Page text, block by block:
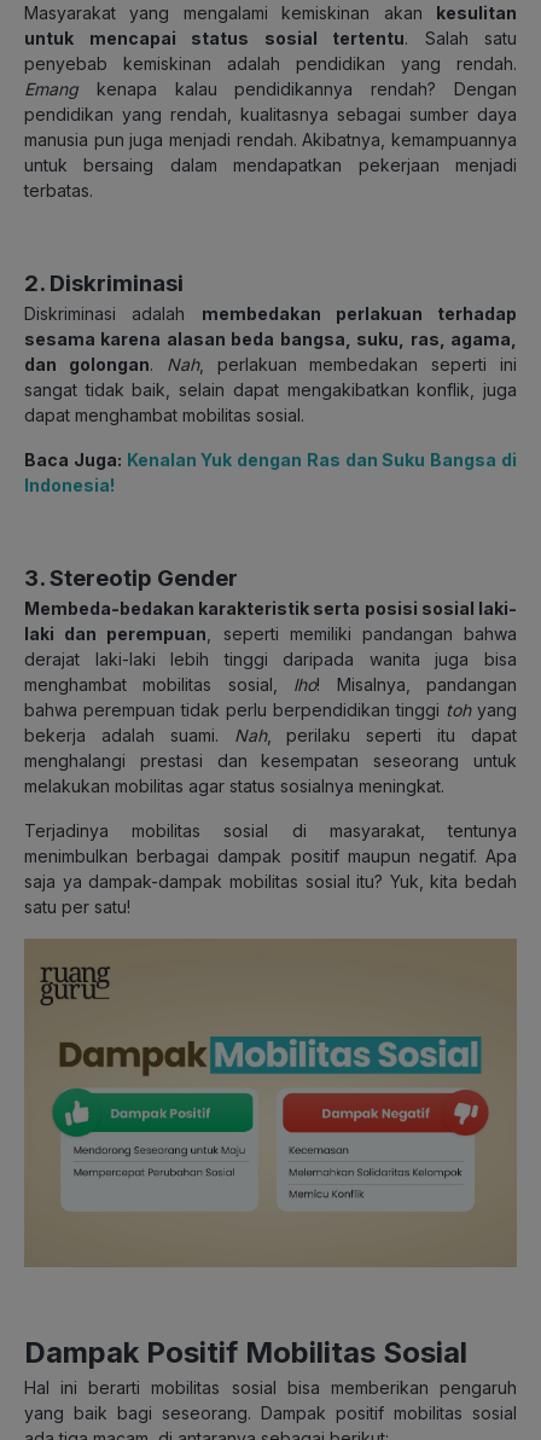
Masyarakat yang mengalami kemiskinan akan kesulitan
untuk mencapai status sosial tertentu. Salah satu
penyebab kemiskinan adalah pendidikan yang rendah.
Emang kenapa kalau pendidikannya rendah? Dengan
pendidikan yang rendah, kualitasnya sebagai sumber daya
manusia pun juga menjadi rendah. Akibatnya, kemampuannya
untuk bersaing dalam mendapatkan pekerjaan menjadi
terbatas.
2. Diskriminasi
Diskriminasi adalah membedakan perlakuan terhadap
sesama karena alasan beda bangsa, suku, ras, agama,
dan golongan. Nah, perlakuan membedakan seperti ini
sangat tidak baik, selain dapat mengakibatkan konflik, juga
dapat menghambat mobilitas sosial.
Baca Juga: Kenalan Yuk dengan Ras dan Suku Bangsa di
Indonesia!
3. Stereotip Gender
Membeda-bedakan karakteristik serta posisi sosial laki-
laki dan perempuan , seperti memiliki pandangan bahwa
derajat laki-laki lebih tinggi daripada wanita juga bisa
menghambat mobilitas sosial, lho! Misalnya, pandangan
bahwa perempuan tidak perlu berpendidikan tinggi tohyang
bekerja adalah suami. Nah, perilaku seperti itu dapat
menghalangi prestasi dan kesempatan seseorang untuk
melakukan mobilitas agar status sosialnya meningkat.
Terjadinya mobilitas sosial di masyarakat, tentunya
menimbulkan berbagai dampak positif maupun negatif. Apa
saja ya dampak-dampak mobilitas sosial itu? Yuk, kita bedah
satu per satu!
Dampak Positif Mobilitas Sosial
Hal ini berarti mobilitas sosial bisa memberikan pengaruh
yang baik bagi seseorang. Dampak positif mobilitas sosial